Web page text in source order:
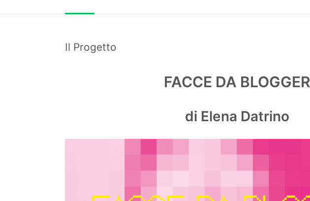
Il Progetto
FACCE DA BLOGGER
di Elena Datrino